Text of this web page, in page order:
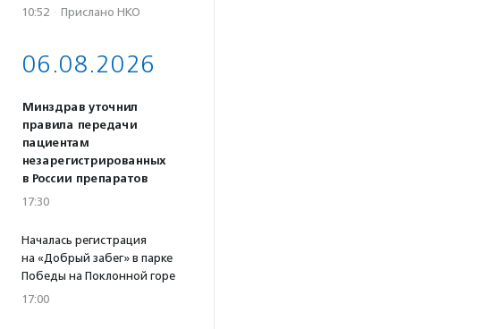
10:52 · Прислано НКО
06.08.2026
Минздрав уточнил
правила передачи
пациентам
незарегистрированных
в России препаратов
17:30
Началась регистрация
на «Добрый забег» в парке
Победы на Поклонной горе
17:00